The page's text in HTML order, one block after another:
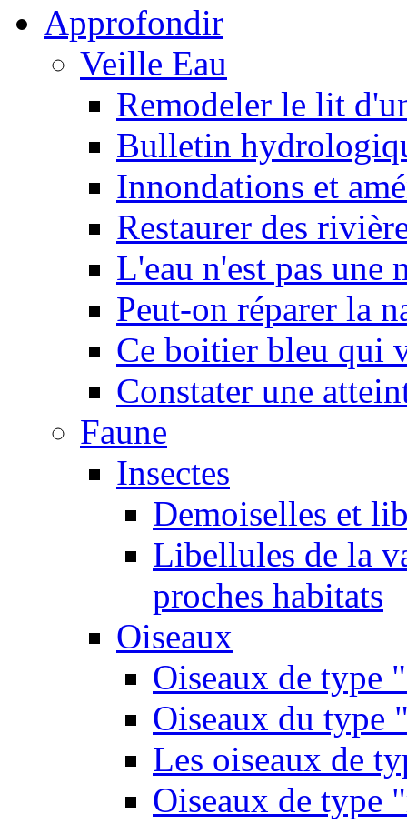
Approfondir
Veille Eau
Remodeler le lit
Bulletin
Innondations et
Restaurer des
L'eau n'est pas une
Peut-on réparer la
Ce boitier bleu qui
Constater une
Faune
Insectes
Demoiselles et
Libellules de la
proches habitats
Oiseaux
Oiseaux de type
Oiseaux du type
Les oiseaux de
Oiseaux de type